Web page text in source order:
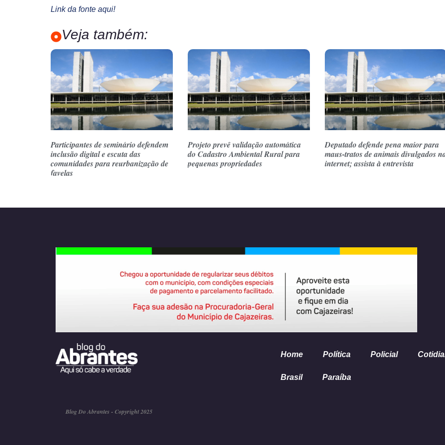
Link da fonte aqui!
Veja também:
Participantes de seminário defendem
inclusão digital e escuta das
comunidades para reurbanização de
favelas
Projeto prevê validação automática
do Cadastro Ambiental Rural para
pequenas propriedades
Deputado defende pena maior para
maus-tratos de animais divulgados
internet; assista à entrevista
Home Política Policial
Brasil Paraíba
Blog Do Abrantes - Copyright 2025